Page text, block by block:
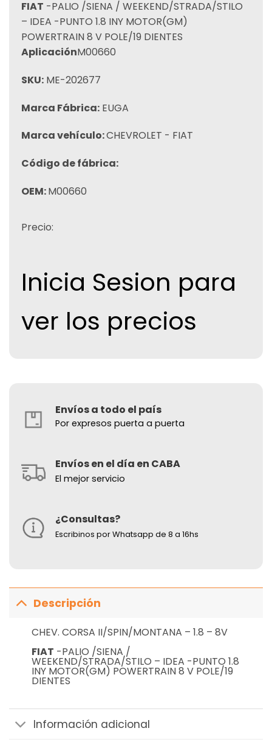
FIAT -PALIO /SIENA / WEEKEND/STRADA/STILO
– IDEA -PUNTO 1.8 INY MOTOR(GM)
POWERTRAIN 8 V POLE/19 DIENTES
AplicaciónM00660
SKU: ME-202677
Marca Fábrica: EUGA
Marca vehículo:CHEVROLET - FIAT
Código de fábrica:
OEM:M00660
Precio:
Inicia Sesion para
ver los precios
Envíos a todo el país
Por expresos puerta a puerta
Envíos en el día en CABA
El mejor servicio
¿Consultas?
Escribinos por Whatsapp de 8 a 16hs
Descripción
CHEV. CORSA II/SPIN/MONTANA – 1.8 – 8V
FIAT -PALIO /SIENA /
WEEKEND/STRADA/STILO – IDEA -PUNTO 1.8
INY MOTOR(GM) POWERTRAIN 8 V POLE/19
DIENTES
Información adicional